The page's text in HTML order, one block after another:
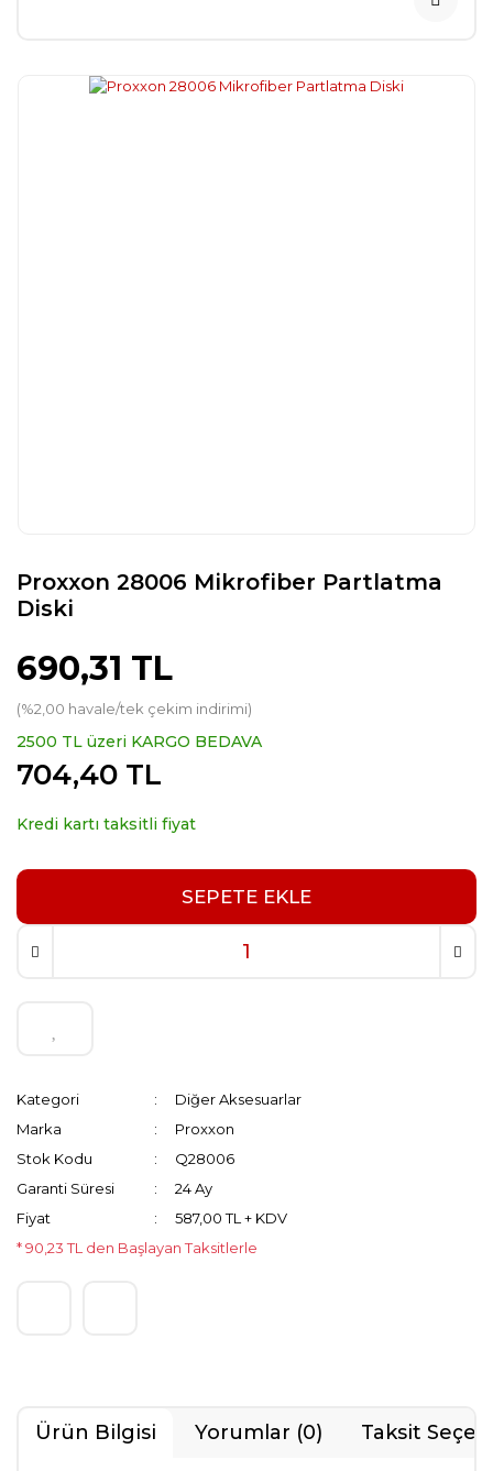
Proxxon 28006 Mikrofiber Partlatma
Diski
690,31 TL
(%2,00 havale/tek çekim indirimi)
2500 TL üzeri KARGO BEDAVA
704,40 TL
Kredi kartı taksitli fiyat
SEPETE EKLE
Kategori
Diğer Aksesuarlar
Marka
Proxxon
Stok Kodu
Q28006
Garanti Süresi
24 Ay
Fiyat
587,00 TL + KDV
* 90,23 TL den Başlayan Taksitlerle
Ürün Bilgisi Yorumlar (0) Taksit